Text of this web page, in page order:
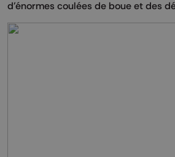
d’énormes coulées de boue et des